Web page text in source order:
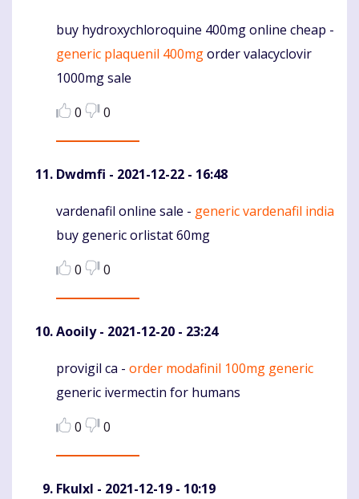
Komentaras
buy hydroxychloroquine 400mg online cheap -
generic plaquenil 400mgorder valacyclovir
1000mg sale
0
0
Dwdmfi - 2021-12-22 - 16:48
Komentaras
vardenafil online sale - generic vardenafil india
buy generic orlistat 60mg
0
0
Aooily- 2021-12-20 - 23:24
Komentaras
provigil ca - order modafinil 100mg generic
generic ivermectin for humans
0
0
Fkulxl - 2021-12-19 - 10:19